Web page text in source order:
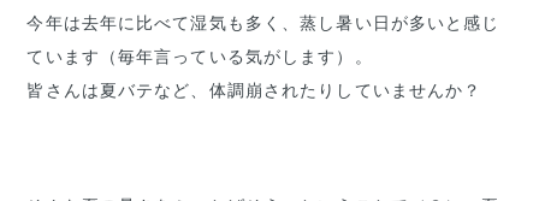
今年は去年に比べて湿気も多く、蒸し暑い日が多いと感じ
ています（毎年言っている気がします）。
皆さんは夏バテなど、体調崩されたりしていませんか？